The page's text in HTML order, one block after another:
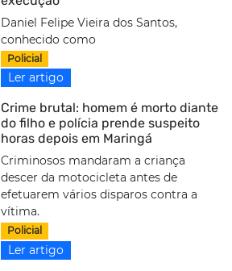
Daniel Felipe Vieira dos Santos,
conhecido como
Policial
Ler artigo
Crime brutal: homem é morto diante
do filho e polícia prende suspeito
horas depois em Maringá
Criminosos mandaram a criança
descer da motocicleta antes de
efetuarem vários disparos contra a
vítima.
Policial
Ler artigo